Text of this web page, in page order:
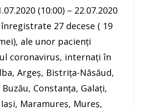
(10:00) – 22.07.2020
27 decese ( 19
ale unor pacienți
coronavirus, internați în
Argeș, Bistrița-Năsăud,
Constanța, Galați,
Maramureș, Mureș,